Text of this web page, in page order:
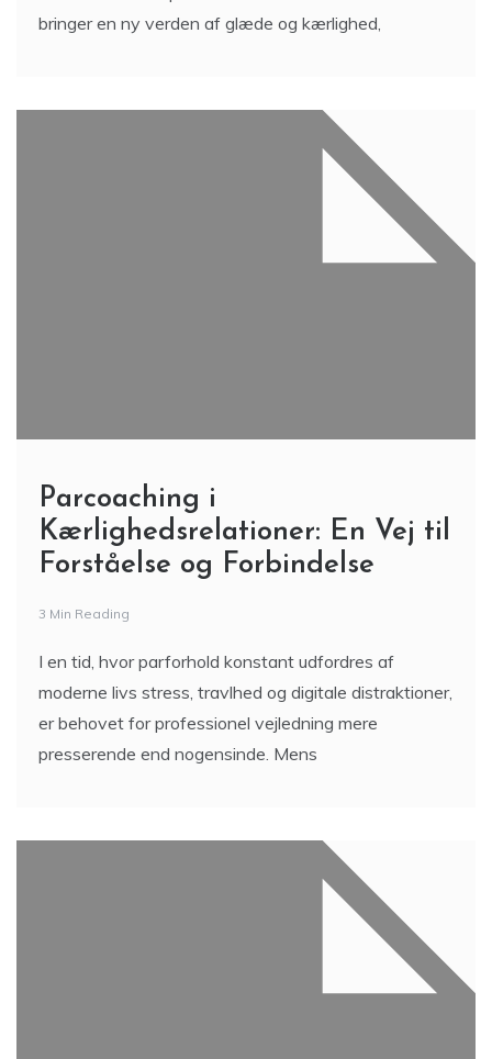
bringer en ny verden af glæde og kærlighed,
Parcoaching i
Kærlighedsrelationer: En Vej til
Forståelse og Forbindelse
3 Min Reading
I en tid, hvor parforhold konstant udfordres af
moderne livs stress, travlhed og digitale distraktioner,
er behovet for professionel vejledning mere
presserende end nogensinde. Mens